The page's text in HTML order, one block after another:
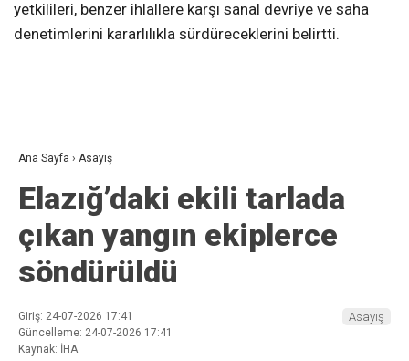
yetkilileri, benzer ihlallere karşı sanal devriye ve saha
denetimlerini kararlılıkla sürdüreceklerini belirtti.
Ana Sayfa › Asayiş
Elazığ’daki ekili tarlada
çıkan yangın ekiplerce
söndürüldü
Giriş: 24-07-2026 17:41
Güncelleme: 24-07-2026 17:41
Kaynak: İHA
Asayiş